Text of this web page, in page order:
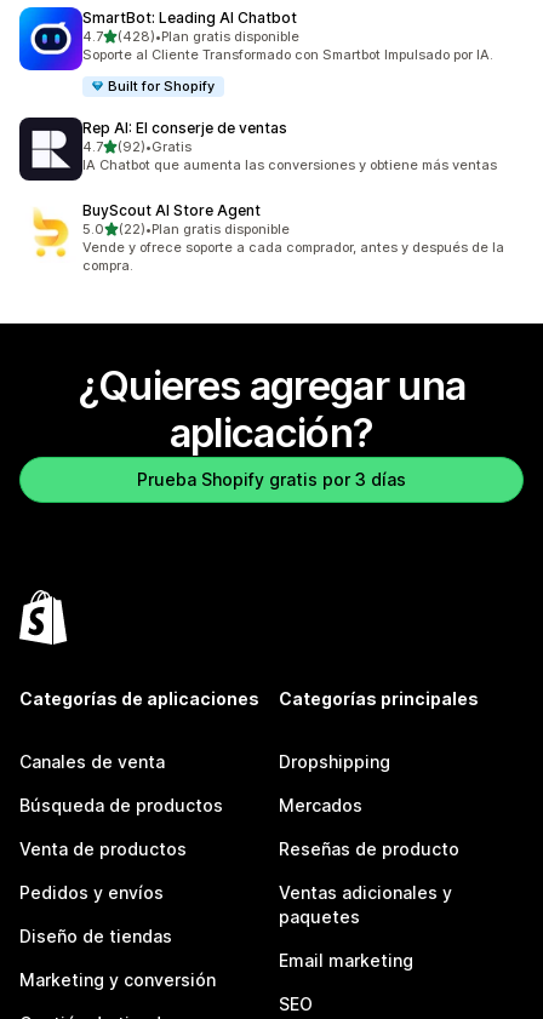
SmartBot: Leading AI Chatbot
4.7de 5 estrellas
(428)
428 reseñas en total
•Plan gratis disponible
Soporte al Cliente Transformado con Smartbot Impulsado por IA.
Built for Shopify
Rep AI: El conserje de ventas
4.7de 5 estrellas
(92)
92 reseñas en total
•Gratis
IA Chatbot que aumenta las conversiones y obtiene más ventas
BuyScout AI Store Agent
5.0de 5 estrellas
(22)
22 reseñas en total
•Plan gratis disponible
Vende y ofrece soporte a cada comprador, antes y después de la
compra.
¿Quieres agregar una
aplicación?
Prueba Shopify gratis por 3 días
Categorías de aplicaciones
Canales de venta
Búsqueda de productos
Venta de productos
Pedidos y envíos
Diseño de tiendas
Marketing y conversión
Categorías principales
Dropshipping
Mercados
Reseñas de producto
Ventas adicionales y
paquetes
Email marketing
SEO